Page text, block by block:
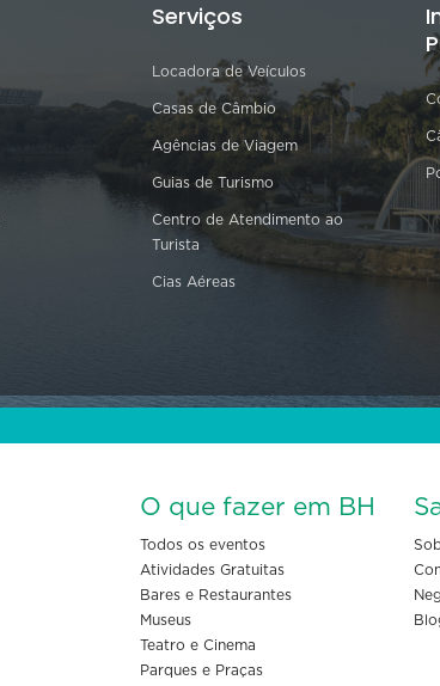
Serviços
Locadora de Veículos
Casas de Câmbio
Agências de Viagem
Guias de Turismo
Centro de Atendimento ao
Turista
Cias Aéreas
O que fazer em BH
Todos os eventos
Atividades Gratuitas
Bares e Restaurantes
Museus
Teatro e Cinema
Parques e Praças